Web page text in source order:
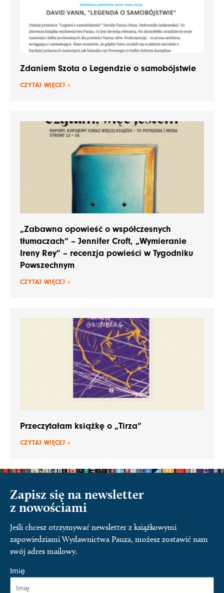
Zdaniem Szota o Legendzie o samobójstwie
CZYTAJ WIĘCEJ »
„Zabawna opowieść o współczesnych
tłumaczach” – Jennifer Croft, „Wymieranie
Ireny Rey” – recenzja powieści w Tygodniku
Powszechnym
CZYTAJ WIĘCEJ »
Przeczytałam książkę o „Tirza”
CZYTAJ WIĘCEJ »
Zapisz się na newsletter
z nowościami
Jeśli chcesz otrzymywać newsletter z książkowymi
zapowiedziami Wydawnictwa Pauza, możesz zostawić nam
swój adres mailowy.
Imię